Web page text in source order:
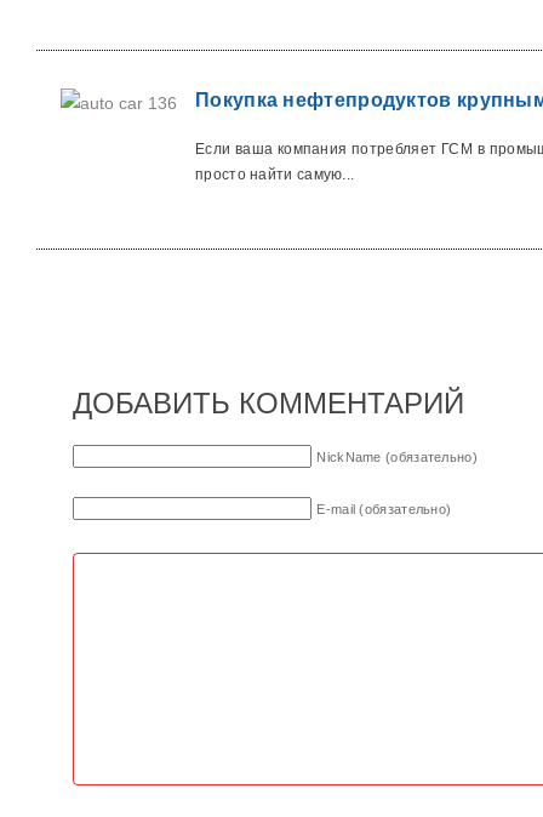
Покупка нефтепродуктов
Если ваша компания потребляет ГСМ в
просто найти самую...
ДОБАВИТЬ КОММЕНТАРИЙ
NickName (обязательно)
E-mail (обязательно)